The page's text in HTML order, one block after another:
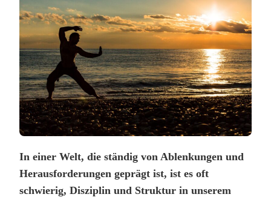
In einer Welt, die ständig von Ablenkungen und
Herausforderungen geprägt ist, ist es oft
schwierig, Disziplin und Struktur in unserem